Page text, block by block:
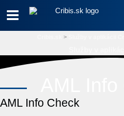
Menu
>
AML Info Check